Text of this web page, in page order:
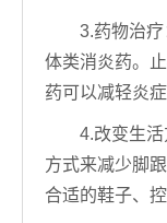
3.药物治
体类消炎药。
药可以减轻炎
4.改变生
方式来减少脚
合适的鞋子、控